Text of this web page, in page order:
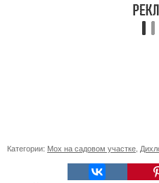
Категории: Мох на садовом участке,